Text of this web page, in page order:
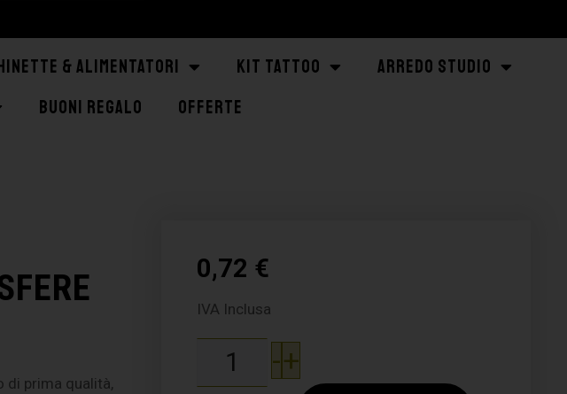
& ALIMENTATORI KIT TATTOO
ARREDO STUDIO
BUONI REGALO OFFERTE
di prima qualità,
0,72 €
IVA Inclusa
-+